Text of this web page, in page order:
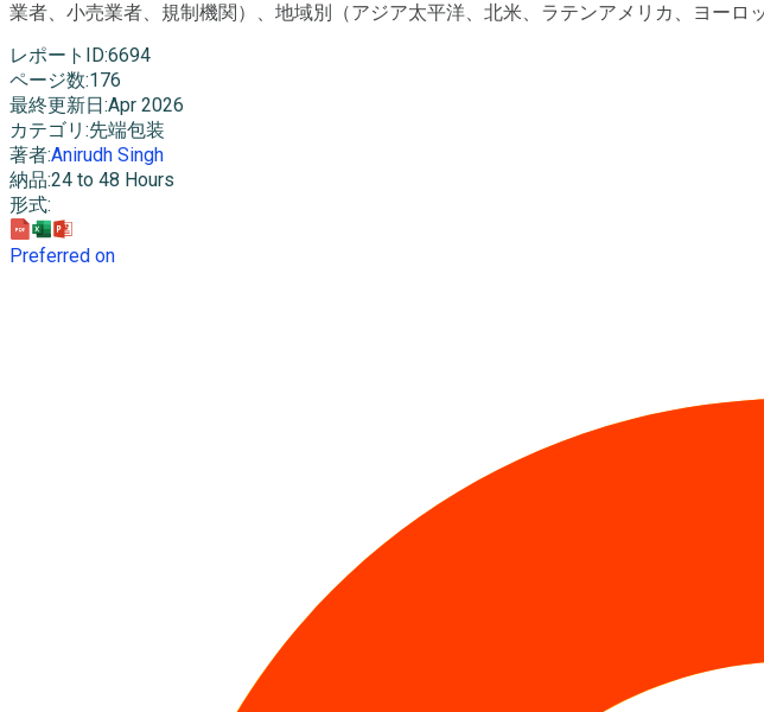
業者、小売業者、規制機関）、地域別（アジア太平洋、北米、ラテンアメリカ、ヨー
レポートID:6694
ページ数:176
最終更新日 :Apr 2026
カテゴリ :先端包装
著者:Anirudh Singh
納品:24 to 48 Hours
形式:
Preferred on